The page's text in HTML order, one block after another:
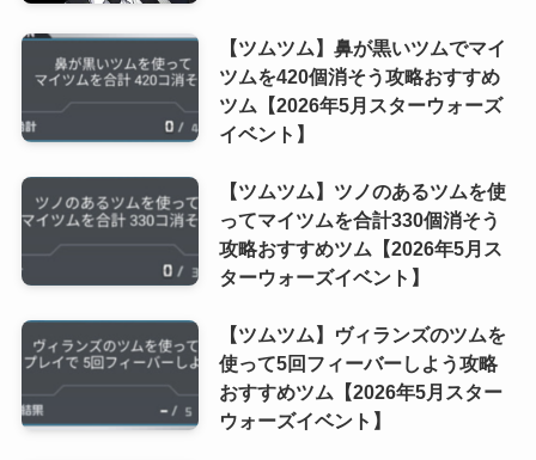
【ツムツム】鼻が黒いツムでマイ
ツムを420個消そう攻略おすすめ
ツム【2026年5月スターウォーズ
イベント】
【ツムツム】ツノのあるツムを使
ってマイツムを合計330個消そう
攻略おすすめツム【2026年5月ス
ターウォーズイベント】
【ツムツム】ヴィランズのツムを
使って5回フィーバーしよう攻略
おすすめツム【2026年5月スター
ウォーズイベント】